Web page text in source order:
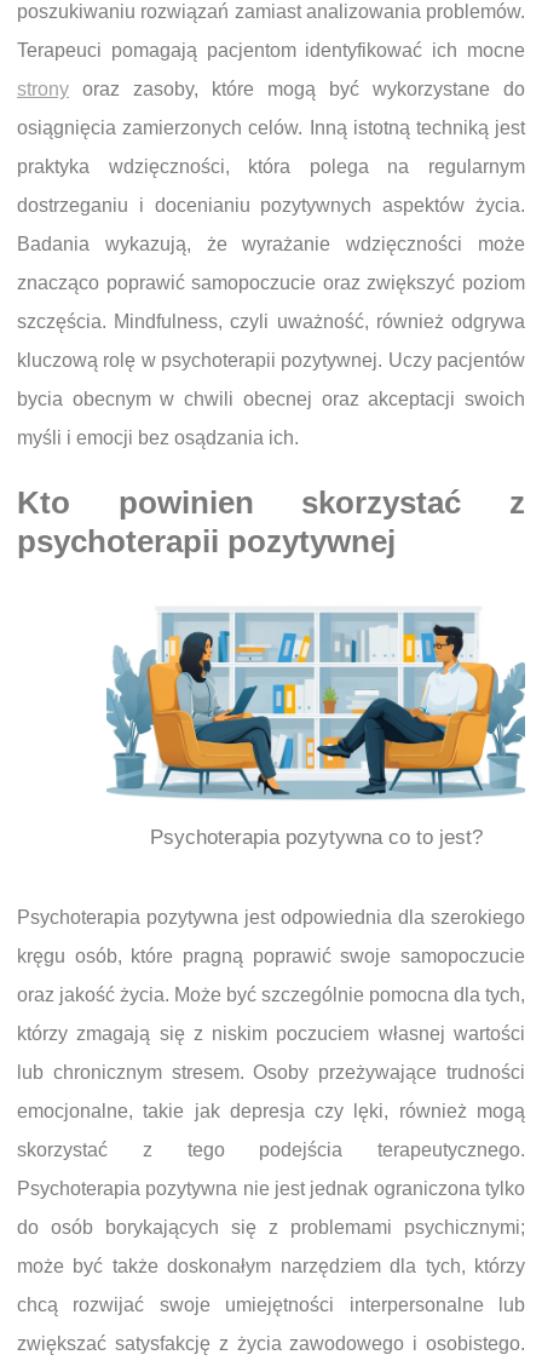
poszukiwaniu rozwiązań zamiast analizowania problemów.
Terapeuci pomagają pacjentom identyfikować ich mocne
strony oraz zasoby, które mogą być wykorzystane do
osiągnięcia zamierzonych celów. Inną istotną techniką jest
praktyka wdzięczności, która polega na regularnym
dostrzeganiu i docenianiu pozytywnych aspektów życia.
Badania wykazują, że wyrażanie wdzięczności może
znacząco poprawić samopoczucie oraz zwiększyć poziom
szczęścia. Mindfulness, czyli uważność, również odgrywa
kluczową rolę w psychoterapii pozytywnej. Uczy pacjentów
bycia obecnym w chwili obecnej oraz akceptacji swoich
myśli i emocji bez osądzania ich.
Kto powinien skorzystać z
psychoterapii pozytywnej
Psychoterapia pozytywna co to jest?
Psychoterapia pozytywna jest odpowiednia dla szerokiego
kręgu osób, które pragną poprawić swoje samopoczucie
oraz jakość życia. Może być szczególnie pomocna dla tych,
którzy zmagają się z niskim poczuciem własnej wartości
lub chronicznym stresem. Osoby przeżywające trudności
emocjonalne, takie jak depresja czy lęki, również mogą
skorzystać z tego podejścia terapeutycznego.
Psychoterapia pozytywna nie jest jednak ograniczona tylko
do osób borykających się z problemami psychicznymi;
może być także doskonałym narzędziem dla tych, którzy
chcą rozwijać swoje umiejętności interpersonalne lub
zwiększać satysfakcję z życia zawodowego i osobistego.